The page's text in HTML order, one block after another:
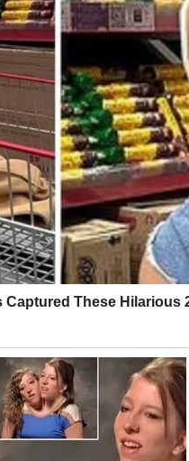
iz snova,
i najromantičniji period
koja ne boli, ne
pogrešne ljude i počnu
odnosa dolazi tiho, ali
i stabilne
da se dokazujete ili
se produbljuje kroz
koja deluje kao sudbinski